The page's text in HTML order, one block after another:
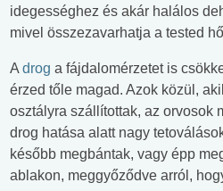
idegességhez és akár halálos
mivel összezavarhatja a tested
A drog a fájdalomérzetet is
érzed tőle magad. Azok közül,
osztályra szállítottak, az orvosok
drog hatása alatt nagy
később megbántak, vagy épp
ablakon, meggyőződve arról,